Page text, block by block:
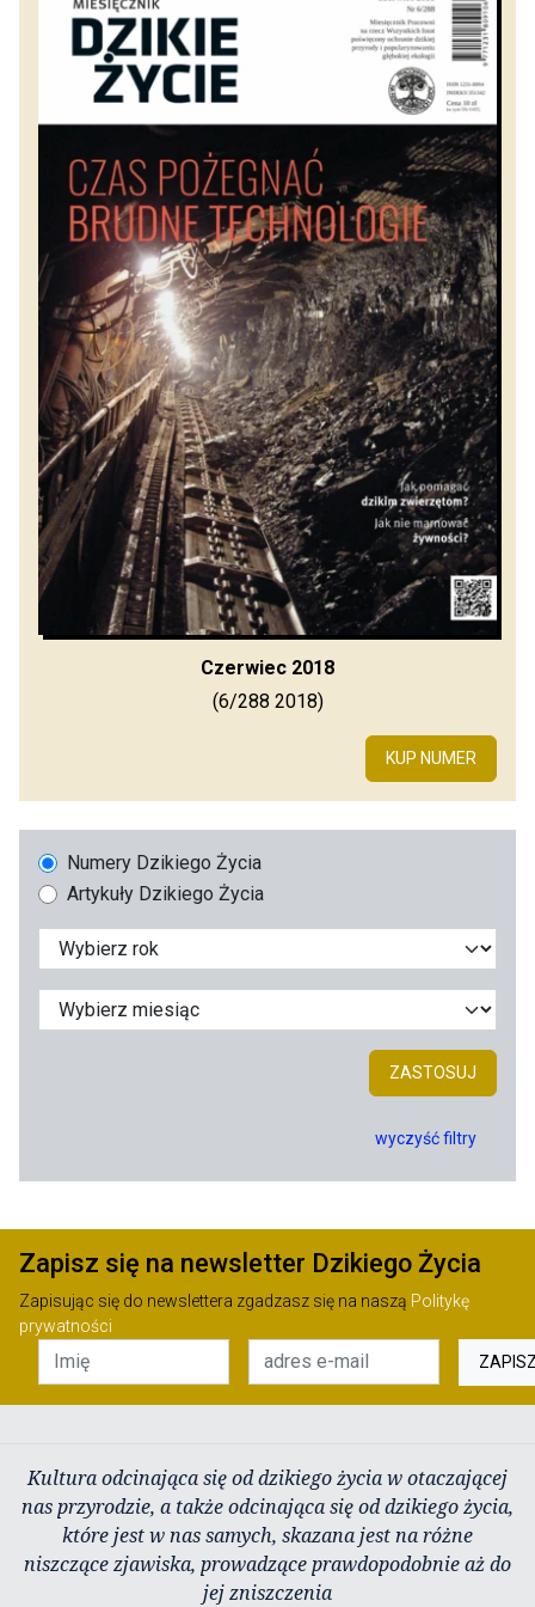
Czerwiec 2018
(6/288 2018)
KUP NUMER
Numery Dzikiego Życia
Artykuły Dzikiego Życia
ZASTOSUJ
wyczyść filtry
Zapisz się na newsletter Dzikiego Życia
Zapisując się do newslettera zgadzasz się na naszą Politykę
prywatności
Kultura odcinająca się od dzikiego życia w otaczającej
nas przyrodzie, a także odcinająca się od dzikiego życia,
które jest w nas samych, skazana jest na różne
niszczące zjawiska, prowadzące prawdopodobnie aż do
jej zniszczenia